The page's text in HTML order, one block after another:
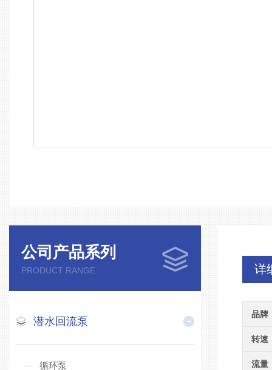
公司产品系列
PRODUCT RANGE
潜水回流泵
循环泵
详
品牌
转速
流量